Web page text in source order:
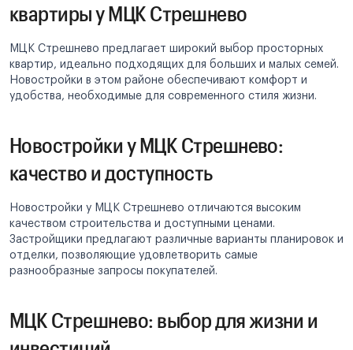
квартиры у МЦК Стрешнево
МЦК Стрешнево предлагает широкий выбор просторных
квартир, идеально подходящих для больших и малых семей.
Новостройки в этом районе обеспечивают комфорт и
удобства, необходимые для современного стиля жизни.
Новостройки у МЦК Стрешнево:
качество и доступность
Новостройки у МЦК Стрешнево отличаются высоким
качеством строительства и доступными ценами.
Застройщики предлагают различные варианты планировок и
отделки, позволяющие удовлетворить самые
разнообразные запросы покупателей.
МЦК Стрешнево: выбор для жизни и